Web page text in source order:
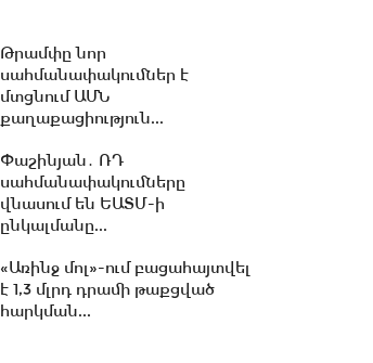
10:13 - ՀՀ ԱԺ իններորդ
գումարման առաջին
նստաշրջան 07.08.2026
#ուղիղ
10:11 -Եվրասիական
միջկառավարական խորհրդի
նիստ. #ուղիղ
21:42 -ԱԺ-ում քննարկվեց
Արամ Վարդևանյանի
թեկնածությունը
Թրամփը նոր
սահմանափակումներ է
մտցնում ԱՄՆ
քաղաքացիություն...
Փաշինյան․ ՌԴ
սահմանափակումները
վնասում են ԵԱՏՄ-ի
ընկալմանը...
«Առինջ մոլ»-ում բացահայտվել
է 1,3 մլրդ դրամի թաքցված
հարկման...